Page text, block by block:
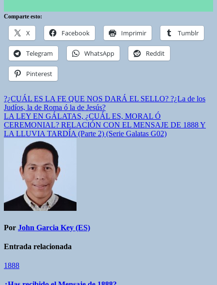
Comparte esto:
X Facebook Imprimir Tumblr
Telegram WhatsApp Reddit
Pinterest
Navegación
de
entradas
?¿CUÁL ES LA FE QUE NOS DARÁ EL SELLO? ?¿La de los
Judíos, la de Roma ó la de Jesús?
LA LEY EN GÁLATAS, ¿CUÁL ES, MORAL Ó
CEREMONIAL? RELACIÓN CON EL MENSAJE DE 1888 Y
LA LLUVIA TARDÍA (Parte 2) (Serie Galatas G02)
Por John Garcia Key (ES)
Entrada relacionada
1888